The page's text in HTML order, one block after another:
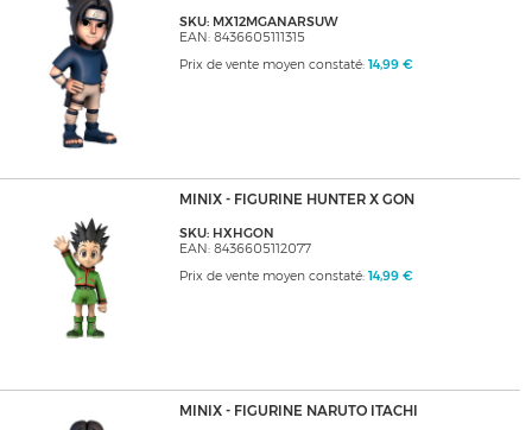
SKU: MX12MGANARSUW
EAN: 8436605111315
Prix de vente moyen constaté: 14,99 €
MINIX - FIGURINE HUNTER X GON
SKU: HXHGON
EAN: 8436605112077
Prix de vente moyen constaté: 14,99 €
MINIX - FIGURINE NARUTO ITACHI